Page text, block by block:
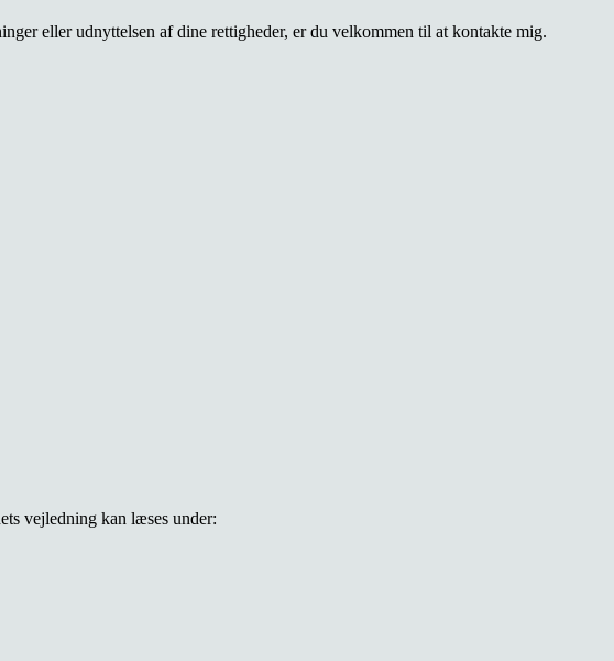
eller udnyttelsen af dine rettigheder, er du velkommen til at kontakte mig.
vejledning kan læses under: